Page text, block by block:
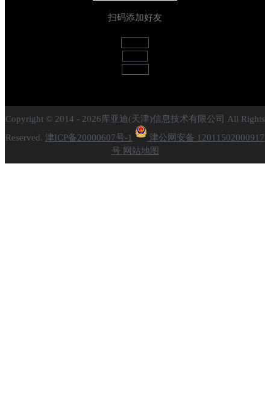
扫码添加好友
Copyright © 2014 - 2026库亚迪(天津)信息技术有限公司 All Rights
Reserved. 津ICP备20000607号-1
津公网安备 12011502000917
号 网站地图